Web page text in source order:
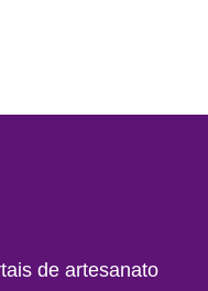
de artesanato